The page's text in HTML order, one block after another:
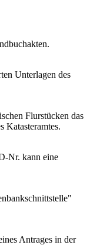
Unterlagen des
Flurstücken das
Katasteramtes.
Nr. kann eine
Antrages in der